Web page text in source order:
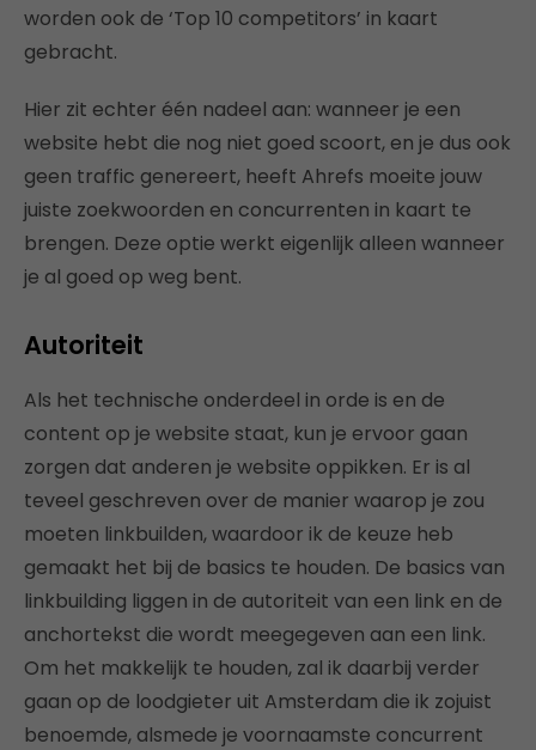
worden ook de ‘Top 10 competitors’ in kaart
gebracht.
Hier zit echter één nadeel aan: wanneer je een
website hebt die nog niet goed scoort, en je dus ook
geen traffic genereert, heeft Ahrefs moeite jouw
juiste zoekwoorden en concurrenten in kaart te
brengen. Deze optie werkt eigenlijk alleen wanneer
je al goed op weg bent.
Autoriteit
Als het technische onderdeel in orde is en de
content op je website staat, kun je ervoor gaan
zorgen dat anderen je website oppikken. Er is al
teveel geschreven over de manier waarop je zou
moeten linkbuilden, waardoor ik de keuze heb
gemaakt het bij de basics te houden. De basics van
linkbuilding liggen in de autoriteit van een link en de
anchortekst die wordt meegegeven aan een link.
Om het makkelijk te houden, zal ik daarbij verder
gaan op de loodgieter uit Amsterdam die ik zojuist
benoemde, alsmede je voornaamste concurrent